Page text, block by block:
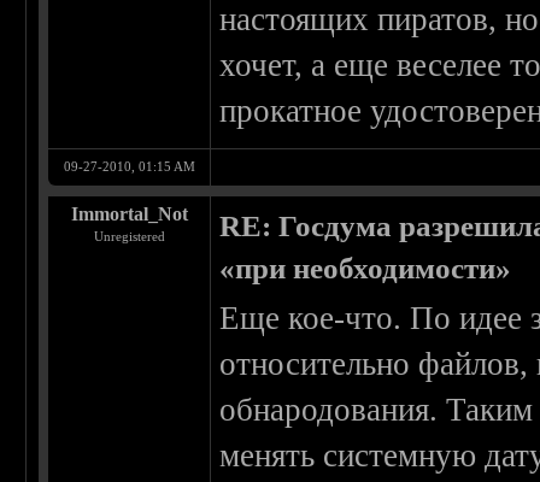
настоящих пиратов,
хочет, а еще веселее
прокатное
09-27-2010, 01:15 AM
Immortal_Not
Unregistered
RE: Госдума
«при необходимости»
Еще кое-что. По идее
относительно файлов,
обнародования.
менять системную